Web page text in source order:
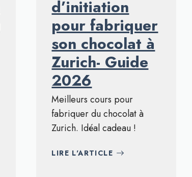
d’initiation
pour fabriquer
son chocolat à
Zurich- Guide
2026
Meilleurs cours pour
fabriquer du chocolat à
Zurich. Idéal cadeau !
LIRE L'ARTICLE